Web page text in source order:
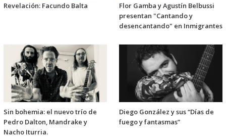
Revelación: Facundo Balta
Flor Gamba y Agustín Belbussi
presentan "Cantando y
desencantando" en Inmigrantes
Sin bohemia: el nuevo trío de
Pedro Dalton, Mandrake y
Nacho Iturria.
Diego González y sus “Días de
fuego y fantasmas”